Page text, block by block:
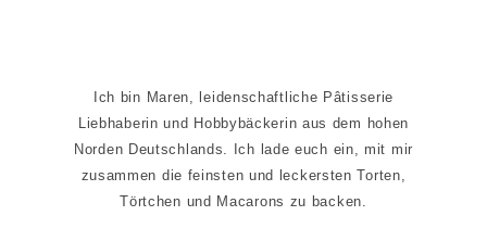
Ich bin Maren, leidenschaftliche Pâtisserie
Liebhaberin und Hobbybäckerin aus dem hohen
Norden Deutschlands. Ich lade euch ein, mit mir
zusammen die feinsten und leckersten Torten,
Törtchen und Macarons zu backen.